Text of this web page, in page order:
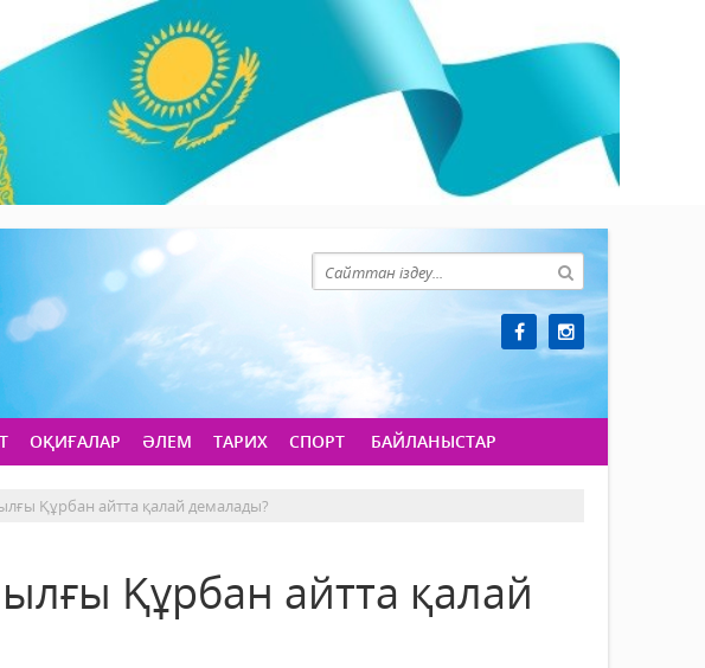
ОҚИҒАЛАР ӘЛЕМ ТАРИХ СПОРТ БАЙЛАНЫСТАР
Құрбан айтта қалай демалады?
Құрбан айтта қалай